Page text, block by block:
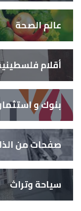
عالم الصحة
أقلام
بنوك و
صفحات من
سياحة وتراث